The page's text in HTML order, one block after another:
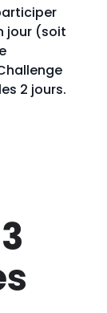
jour (soit
2 jours.